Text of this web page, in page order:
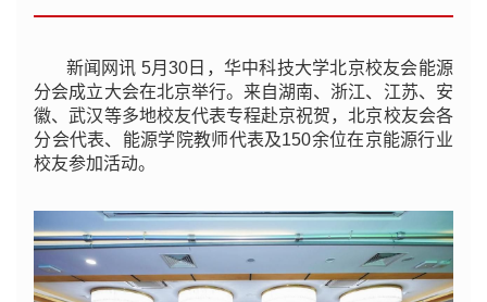
新闻网讯 5月30日，华中科技大学北京校友会能源
分会成立大会在北京举行。来自湖南、浙江、江苏、安
徽、武汉等多地校友代表专程赴京祝贺，北京校友会各
分会代表、能源学院教师代表及150余位在京能源行业
校友参加活动。